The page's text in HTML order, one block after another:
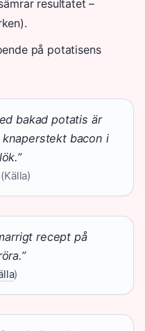
resultatet –
på potatisens
bakad potatis är
bacon i
recept på
)